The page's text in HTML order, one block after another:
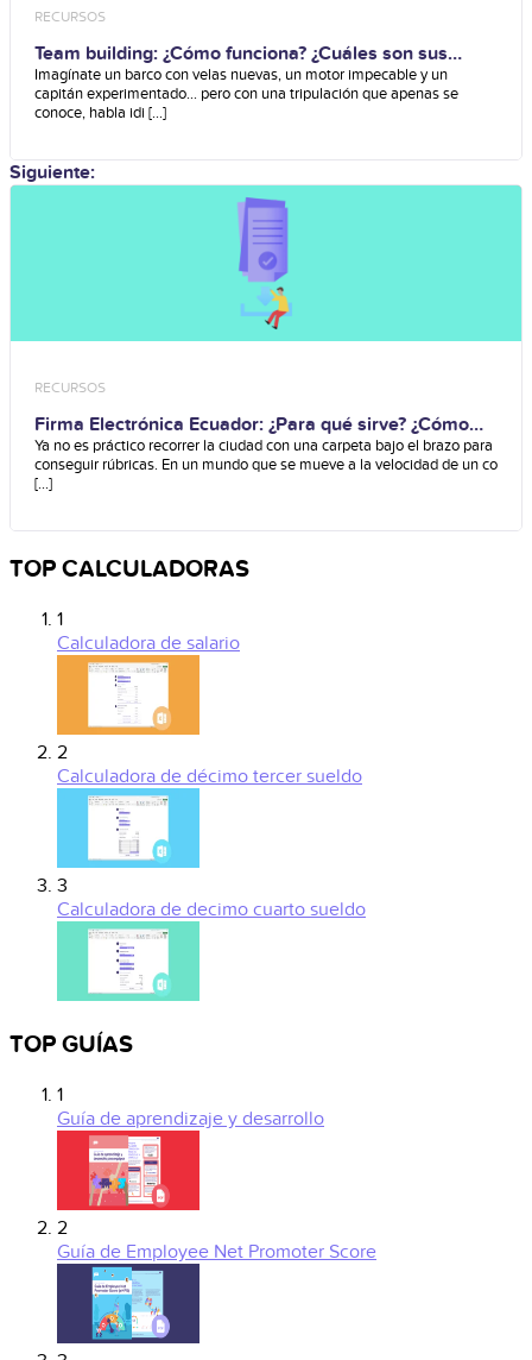
RECURSOS
Team building: ¿Cómo funciona? ¿Cuáles son sus
beneficios?
Imagínate un barco con velas nuevas, un motor impecable y un
capitán experimentado… pero con una tripulación que apenas se
conoce, habla idi [...]
Siguiente:
RECURSOS
Firma Electrónica Ecuador: ¿Para qué sirve? ¿Cómo
obtenerla?
Ya no es práctico recorrer la ciudad con una carpeta bajo el brazo para
conseguir rúbricas. En un mundo que se mueve a la velocidad de un co
[...]
TOP CALCULADORAS
1
Calculadora de salario
2
Calculadora de décimo tercer sueldo
3
Calculadora de decimo cuarto sueldo
TOP GUÍAS
1
Guía de aprendizaje y desarrollo
2
Guía de Employee Net Promoter Score